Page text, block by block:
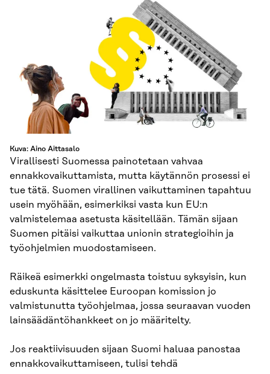
Kuva: Aino Aittasalo
Virallisesti Suomessa painotetaan vahvaa
ennakkovaikuttamista, mutta käytännön prosessi ei
tue tätä. Suomen virallinen vaikuttaminen tapahtuu
usein myöhään, esimerkiksi vasta kun EU:n
valmistelemaa asetusta käsitellään. Tämän sijaan
Suomen pitäisi vaikuttaa unionin strategioihin ja
työohjelmien muodostamiseen.
Räikeä esimerkki ongelmasta toistuu syksyisin, kun
eduskunta käsittelee Euroopan komission jo
valmistunutta työohjelmaa, jossa seuraavan vuoden
lainsäädäntöhankkeet on jo määritelty.
Jos reaktiivisuuden sijaan Suomi haluaa panostaa
ennakkovaikuttamiseen, tulisi tehdä